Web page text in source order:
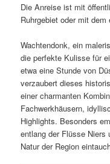
Die Anreise ist mit
Ruhrgebiet oder mit
Wachtendonk, ein
die perfekte Kulisse für
etwa eine Stunde von
verzaubert dieses
einer charmanten
Fachwerkhäusern,
Highlights. Besonders
entlang der Flüsse Niers
Natur der Region